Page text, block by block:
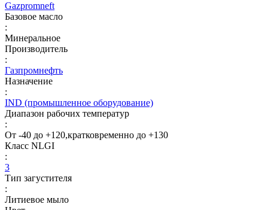
Gazpromneft
Базовое масло
:
Минеральное
Производитель
:
Газпромнефть
Назначение
:
IND (промышленное оборудование)
Диапазон рабочих температур
:
От -40 до +120,кратковременно до +130
Класс NLGI
:
3
Тип загустителя
:
Литиевое мыло